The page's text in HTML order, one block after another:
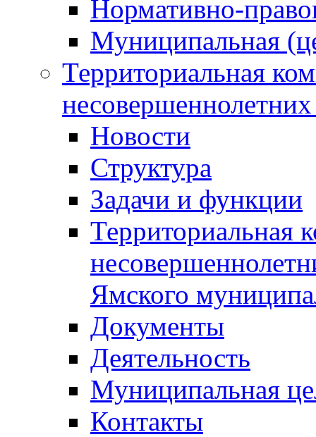
Нормативно-
Муниципальная
Территориальная
Новости
Структура
Задачи и функции
Территориальная
Ямского
Документы
Деятельность
Муниципальная
Контакты